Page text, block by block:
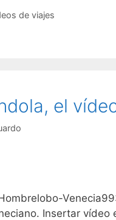
de viajes
el
Insertar